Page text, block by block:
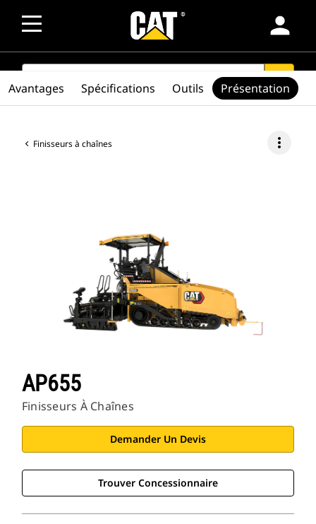
person
SEARCH search
Finisseurs à chaînes more_vert
AP655
Finisseurs À Chaînes
Demander Un Devis
Trouver Concessionnaire
Avantages Spécifications Outils Présentation